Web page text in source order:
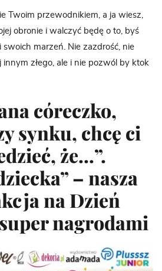
Twoim przewodnikiem, a ja wiesz,
obronie i walczyć będę o to, byś
swoich marzeń. Nie zazdrość, nie
złego, ale i nie pozwól by ktok
córeczko,
synku, chcę ci
że…”.
– nasza
na Dzień
nagrodami